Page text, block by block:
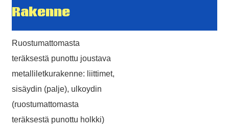
Rakenne
Ruostumattomasta
teräksestä punottu joustava
metalliletkurakenne: liittimet,
sisäydin (palje), ulkoydin
(ruostumattomasta
teräksestä punottu holkki)